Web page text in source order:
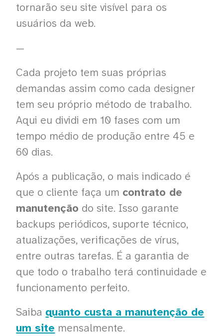
tornarão seu site visível para os
usuários da web.
—
Cada projeto tem suas próprias
demandas assim como cada designer
tem seu próprio método de trabalho.
Aqui eu dividi em 10 fases com um
tempo médio de produção entre 45 e
60 dias.
Após a publicação, o mais indicado é
que o cliente faça um contrato de
manutenção do site. Isso garante
backups periódicos, suporte técnico,
atualizações, verificações de vírus,
entre outras tarefas. É a garantia de
que todo o trabalho terá continuidade e
funcionamento perfeito.
Saiba quanto custa a manutenção de
um site mensalmente.